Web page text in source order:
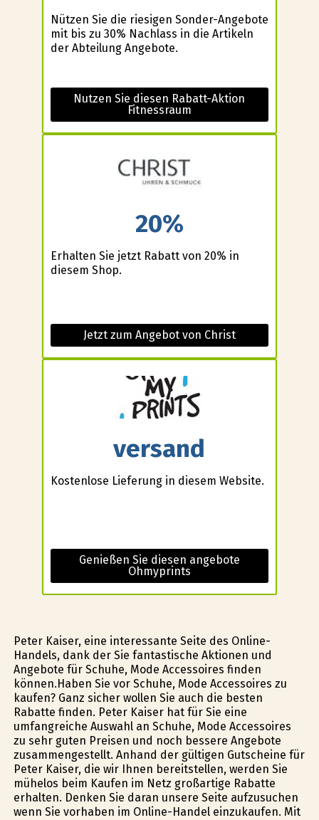
Nützen Sie die riesigen Sonder-Angebote
mit bis zu 30% Nachlass in die Artikeln
der Abteilung Angebote.
Nutzen Sie diesen Rabatt-Aktion
Fitnessraum
20%
Erhalten Sie jetzt Rabatt von 20% in
diesem Shop.
Jetzt zum Angebot von Christ
versand
Kostenlose Lieferung in diesem Website.
Genießen Sie diesen angebote
Ohmyprints
Peter Kaiser, eine interessante Seite des Online-
Handels, dank der Sie fantastische Aktionen und
Angebote für Schuhe, Mode Accessoires finden
können.Haben Sie vor Schuhe, Mode Accessoires zu
kaufen? Ganz sicher wollen Sie auch die besten
Rabatte finden. Peter Kaiser hat für Sie eine
umfangreiche Auswahl an Schuhe, Mode Accessoires
zu sehr guten Preisen und noch bessere Angebote
zusammengestellt. Anhand der gültigen Gutscheine für
Peter Kaiser, die wir Ihnen bereitstellen, werden Sie
mühelos beim Kaufen im Netz großartige Rabatte
erhalten. Denken Sie daran unsere Seite aufzusuchen
wenn Sie vorhaben im Online-Handel einzukaufen. Mit